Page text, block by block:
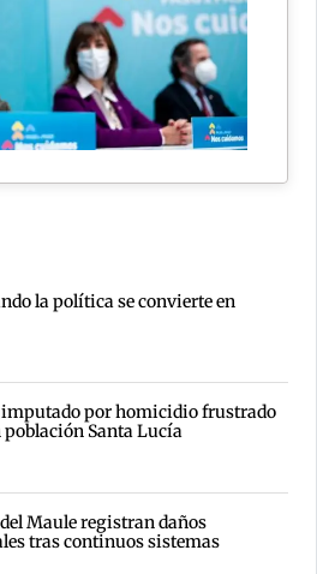
la política se convierte en
por homicidio frustrado
Santa Lucía
Maule registran daños
tras continuos sistemas